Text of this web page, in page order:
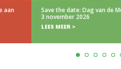
aan
Save the date: Dag van de
3 november 2026
LEES MEER >